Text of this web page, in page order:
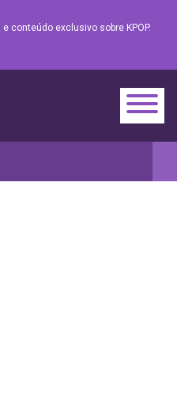
conteúdo exclusivo sobre KPOP.